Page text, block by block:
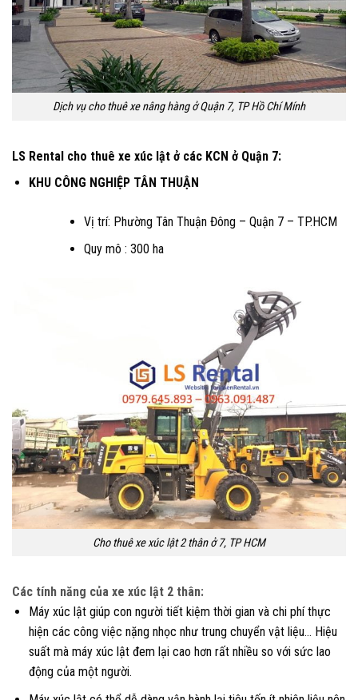
Dịch vụ cho thuê xe nâng hàng ở Quận 7, TP Hồ Chí Mính
LS Rental cho thuê xe xúc lật ở các KCN ở Quận 7:
KHU CÔNG NGHIỆP TÂN THUẬN
Vị trí: Phường Tân Thuận Đông – Quận 7 – TP.HCM
Quy mô : 300 ha
Cho thuê xe xúc lật 2 thân ở 7, TP HCM
Các tính năng của xe xúc lật 2 thân:
Máy xúc lật giúp con người tiết kiệm thời gian và chi phí thực
hiện các công việc nặng nhọc như trung chuyển vật liệu… Hiệu
suất mà máy xúc lật đem lại cao hơn rất nhiều so với sức lao
động của một người.